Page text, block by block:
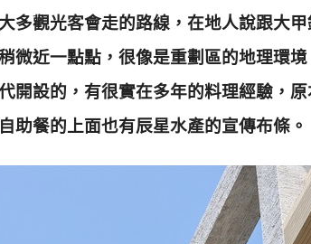
多觀光客會走的路線，在地人說跟大
微近一點點，很像是重劃區的地理環
開設的，有很實在多年的料理經驗，
助餐的上面也有辰星水產的宣傳布條 。